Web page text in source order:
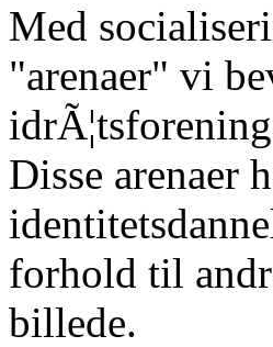
Med
"arenaer" vi
Disse arenaer
forhold til
billede.